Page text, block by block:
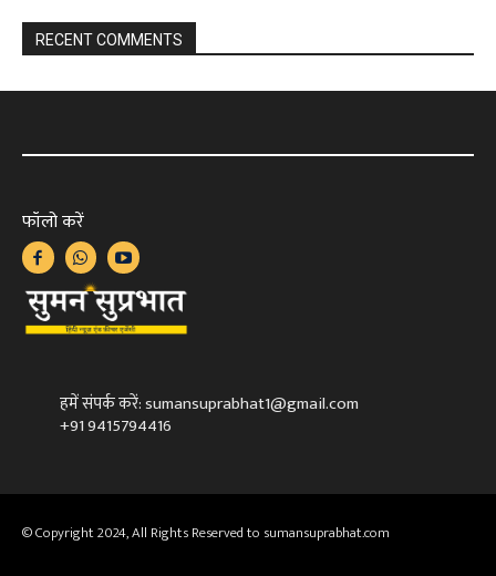
RECENT COMMENTS
फॉलो करें
हमें संपर्क करें: sumansuprabhat1@gmail.com
+91 9415794416
© Copyright 2024, All Rights Reserved to sumansuprabhat.com